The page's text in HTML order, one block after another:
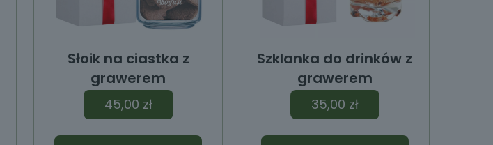
Słoik na ciastka z
grawerem
45,00 zł
Szklanka do drinków z
grawerem
35,00 zł